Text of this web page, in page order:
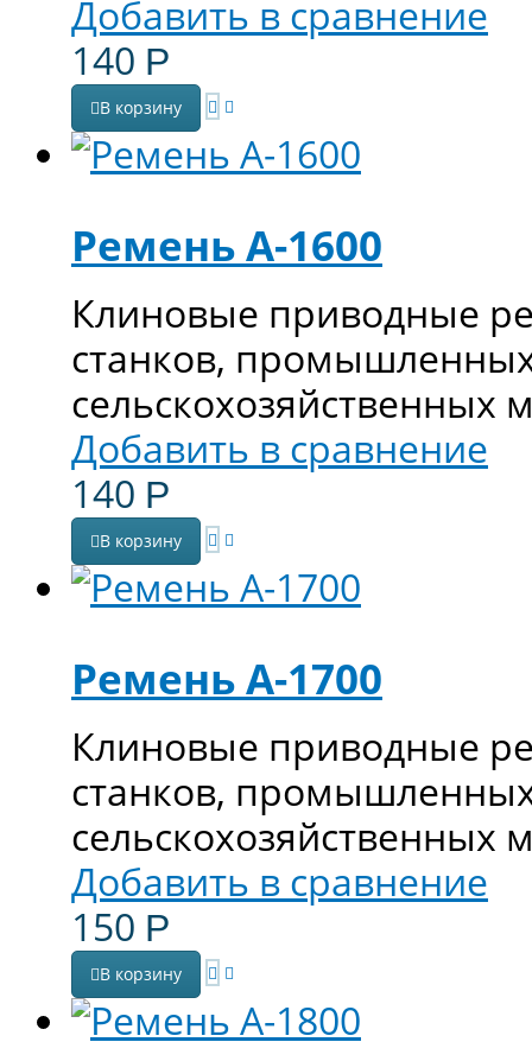
Добавить в сравнение
140 Р
В корзину
Ремень А-1600
Клиновые приводные
станков,
Добавить в сравнение
140 Р
В корзину
Ремень А-1700
Клиновые приводные
станков,
Добавить в сравнение
150 Р
В корзину